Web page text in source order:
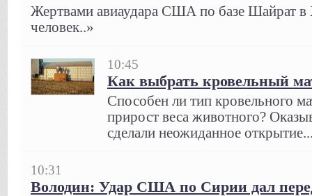
Жертвами авиаудара США по базе Шайрат в
человек..»
10:45
Как выбрать кровельный
Способен ли тип кровельного
прирост веса животного?
сделали неожиданное
10:31
Володин: Удар США по Сирии дал